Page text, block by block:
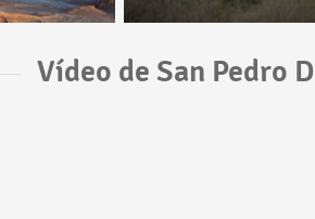
Vídeo de San Pedro